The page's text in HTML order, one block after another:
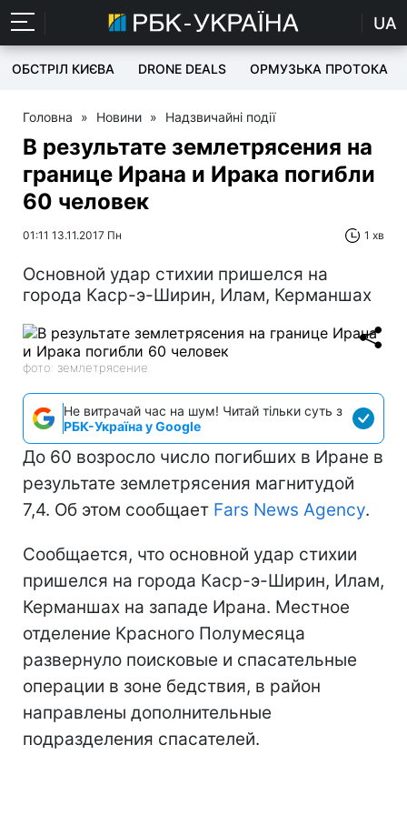
UA
ОБСТРІЛ КИЄВА DRONE DEALS ОРМУЗЬКА ПРОТОКА
Головна » Новини » Надзвичайні події
В результате землетрясения на
границе Ирана и Ирака погибли
60 человек
01:11 13.11.2017 Пн 1 хв
Основной удар стихии пришелся на
города Каср-э-Ширин, Илам, Керманшах
фото: землетрясение
Не витрачай час на шум! Читай тільки суть з
РБК-Україна у Google
До 60 возросло число погибших в Иране в
результате землетрясения магнитудой
7,4. Об этом сообщает Fars News Agency.
Сообщается, что основной удар стихии
пришелся на города Каср-э-Ширин, Илам,
Керманшах на западе Ирана. Местное
отделение Красного Полумесяца
развернуло поисковые и спасательные
операции в зоне бедствия, в район
направлены дополнительные
подразделения спасателей.